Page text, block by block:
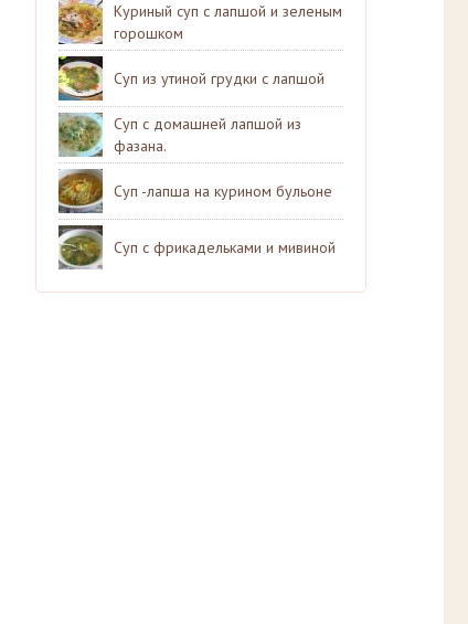
Куриный суп с лапшой и зеленым
горошком
Суп из утиной грудки с лапшой
Суп с домашней лапшой из
фазана.
Суп -лапша на курином бульоне
Суп с фрикадельками и мивиной